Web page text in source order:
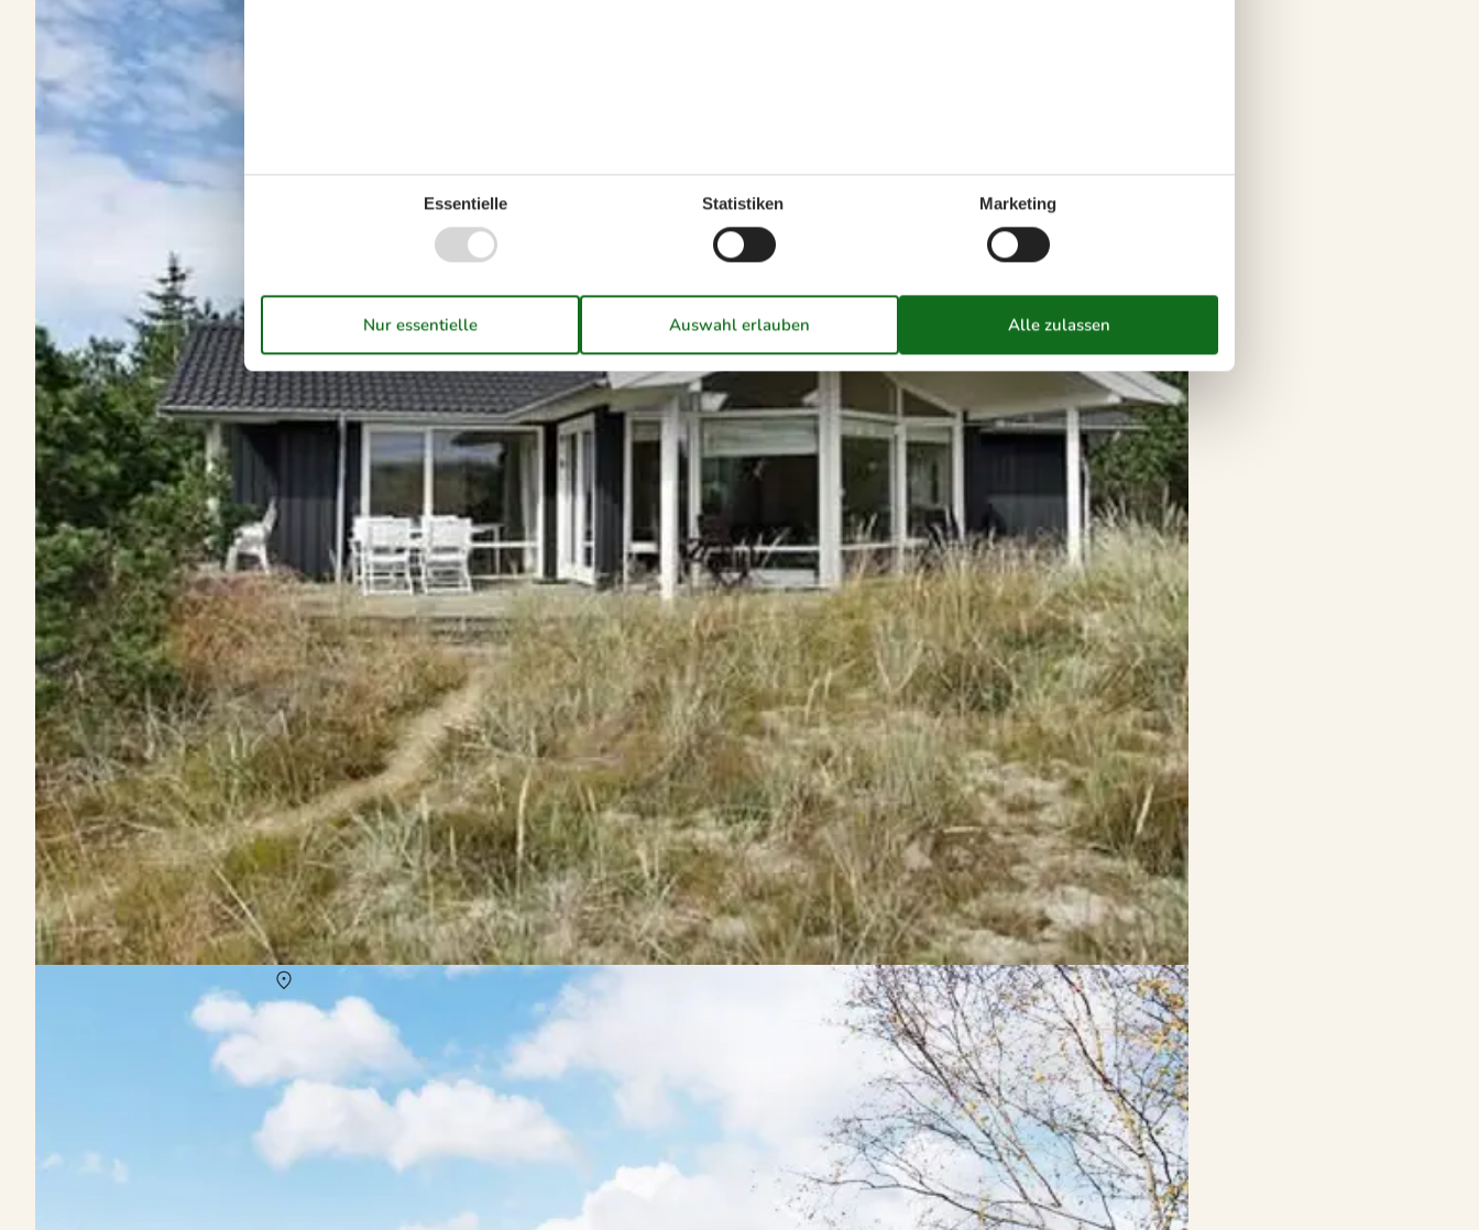
Vermietung von Ferienhäuser Lyngsaa
In Mitten der herrlichen Natur Nordjütlands gelegen, präsentiert sich Lyngsaa als idealer Ausgangspunkt für Ausflüge in die Region. Die schönen Strände der Region
sind ebenso einladend wie die Waldgebiete. Nahe des Urlaubsortes finden sich aber auch wundervolle Städte mit zahlreichen Attraktionen.
Essentielle Statistiken Marketing